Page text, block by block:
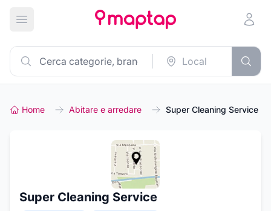
Apri menu principale
Home Abitare e arredare Super Cleaning Service
Super Cleaning Service